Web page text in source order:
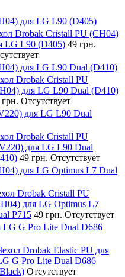
для LG L90 (D405)
Drobak Cristall PU (CH04)
LG L90 (D405) 49 грн.
для LG L90 Dual (D410)
Drobak Cristall PU
для LG L90 Dual (D410)
Отсутствует
для LG L90 Dual
Drobak Cristall PU
для LG L90 Dual
49 грн. Отсутствует
для LG Optimus L7 Dual
Drobak Cristall PU
для LG Optimus L7
P715 49 грн. Отсутствует
LG G Pro Lite Dual D686
Drobak Elastic PU для
G Pro Lite Dual D686
Отсутствует